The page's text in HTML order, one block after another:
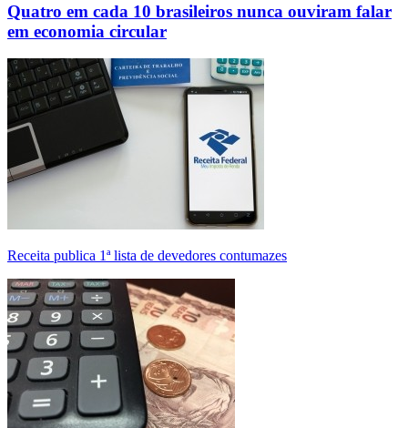
Quatro em cada 10 brasileiros nunca ouviram falar
em economia circular
Receita publica 1ª lista de devedores contumazes